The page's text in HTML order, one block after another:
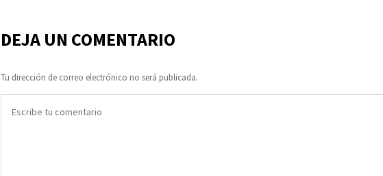
DEJA UN COMENTARIO
Tu dirección de correo electrónico no será publicada.